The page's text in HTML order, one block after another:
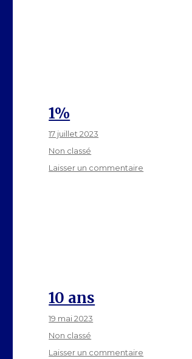
1%
Publié
le
17 juillet 2023
Catégories
Non classé
Laisser un commentaire
10 ans
Publié
19 mai 2023
Catégories
Non classé
Laisser un commentaire